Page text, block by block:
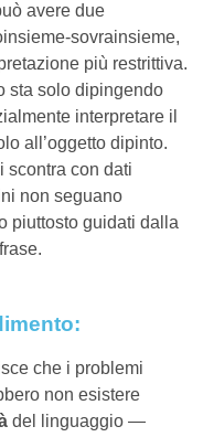
avere due
sovrainsieme,
più restrittiva.
sta solo dipingendo
interpretare il
all’oggetto dipinto.
scontra con dati
non seguano
piuttosto guidati dalla
che i problemi
non esistere
del linguaggio —